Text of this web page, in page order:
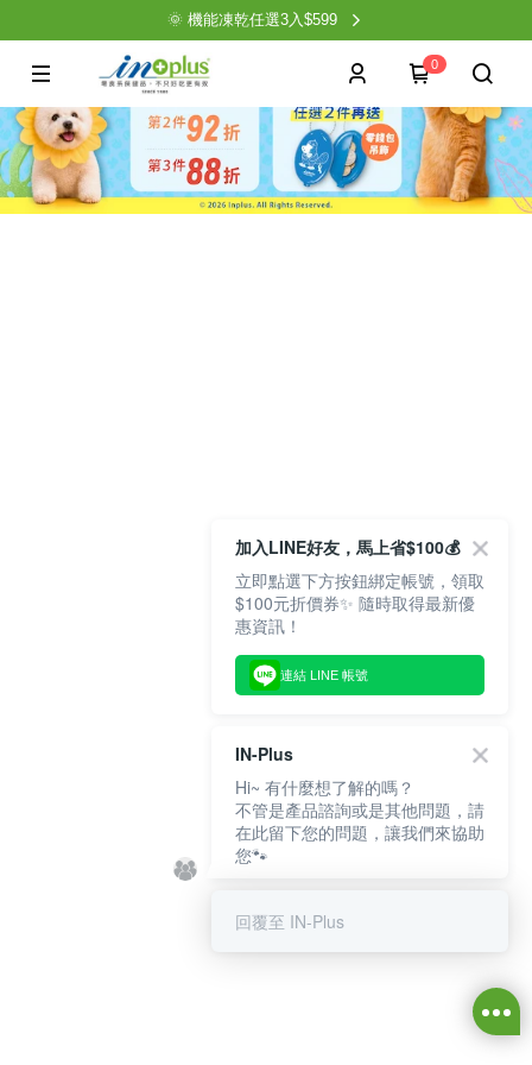
🌞 機能凍乾任選3入$599
0
加入LINE好友，馬上省$100💰
立即點選下方按鈕綁定帳號，領取
$100元折價券✨ 隨時取得最新優
惠資訊！
連結 LINE 帳號
IN-Plus
Hi~ 有什麼想了解的嗎？
不管是產品諮詢或是其他問題，請
在此留下您的問題，讓我們來協助
您🐾
回覆至 IN-Plus